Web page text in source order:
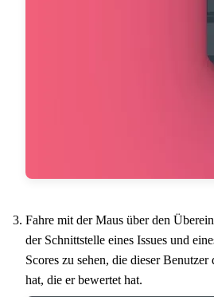
Fahre mit der Maus über den
der Schnittstelle eines Issues und
Scores zu sehen, die dieser
hat, die er bewertet hat.